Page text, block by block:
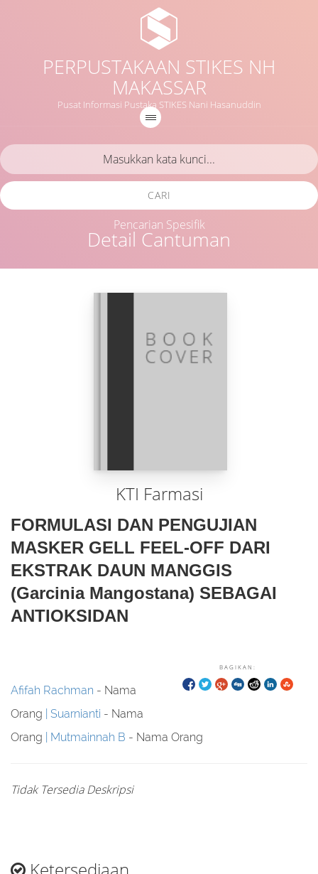
PERPUSTAKAAN STIKES NH
MAKASSAR
Pusat Informasi Pustaka STIKES Nani Hasanuddin
Detail Cantuman
CARI
Pencarian Spesifik
KTI Farmasi
FORMULASI DAN PENGUJIAN
MASKER GELL FEEL-OFF DARI
EKSTRAK DAUN MANGGIS
(Garcinia Mangostana) SEBAGAI
ANTIOKSIDAN
BAGIKAN:
Afifah Rachman - Nama
Orang
Suarnianti - Nama
Orang
Mutmainnah B - Nama Orang
Tidak Tersedia Deskripsi